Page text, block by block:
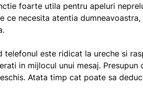
foarte utila pentru apeluri
ce necesita atentia
telefonul este ridicat la ureche si
in mijlocul unui mesaj.
Atata timp cat poate sa